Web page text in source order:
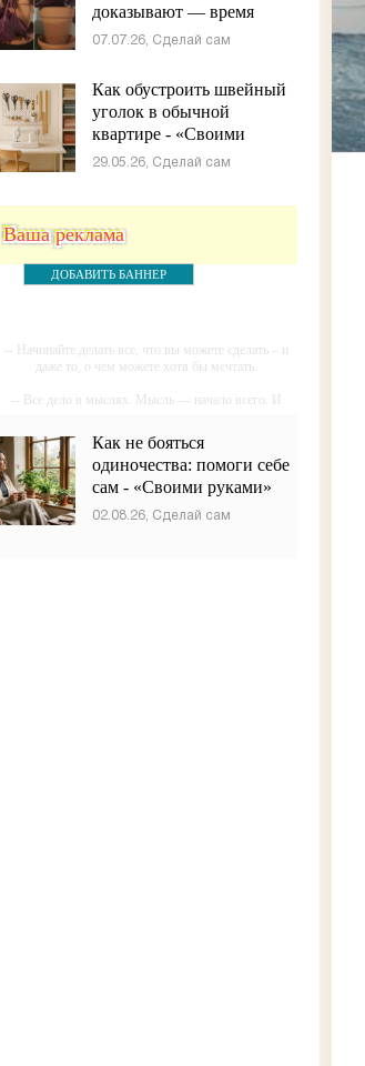
доказывают — время
творит невероятное -
07.07.26, Сделай сам
Как обустроить швейный
уголок в обычной
квартире - «Своими
руками»
29.05.26, Сделай сам
Ваша реклама
ДОБАВИТЬ БАННЕР
-- Начинайте делать все, что вы можете сделать – и
даже то, о чем можете хотя бы мечтать.
-- Все дело в мыслях. Мысль — начало всего. И
совершенствования: работать над мыслями.
-- Идите уверенно по направлению к мечте. Живите
той жизнью, которую вы сами себе придумали.
-- Самое большое богатство — это ум. Самая
Как не бояться
одиночества: помоги себе
сам - «Своими руками»
02.08.26, Сделай сам